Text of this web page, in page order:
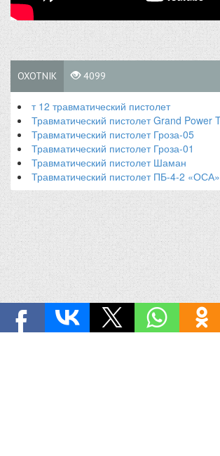
OXOTNIK 4099
т 12 травматический пистолет
Травматический пистолет Grand Power
Травматический пистолет Гроза-05
Травматический пистолет Гроза-01
Травматический пистолет Шаман
Травматический пистолет ПБ-4-2 «ОСА»